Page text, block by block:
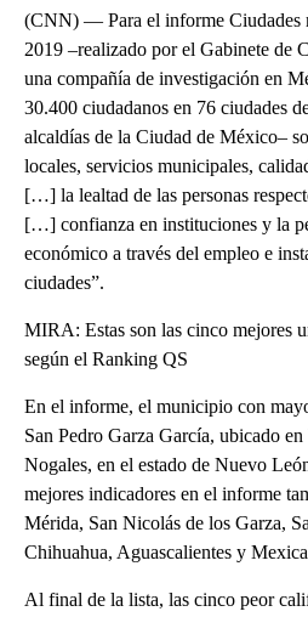
(CNN) — Para el informe Ciudades
2019 –realizado por el Gabinete de
una compañía de investigación en
30.400 ciudadanos en 76 ciudades
alcaldías de la Ciudad de México–
locales, servicios municipales,
[…] la lealtad de las personas
[…] confianza en instituciones y la
económico a través del empleo e
ciudades”.
MIRA: Estas son las cinco mejores
según el Ranking QS
En el informe, el municipio con
San Pedro Garza García, ubicado
Nogales, en el estado de Nuevo
mejores indicadores en el informe
Mérida, San Nicolás de los Garza,
Chihuahua, Aguascalientes y
Al final de la lista, las cinco peor